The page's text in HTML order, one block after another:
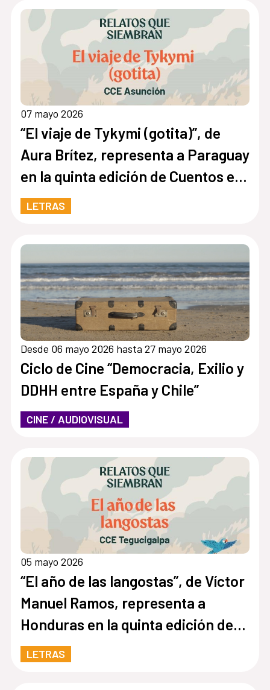
07 mayo 2026
“El viaje de Tykymi (gotita)”, de
Aura Brítez, representa a Paraguay
en la quinta edición de Cuentos en
Red
LETRAS
Desde 06 mayo 2026 hasta 27 mayo 2026
Ciclo de Cine “Democracia, Exilio y
DDHH entre España y Chile”
CINE / AUDIOVISUAL
05 mayo 2026
“El año de las langostas”, de Víctor
Manuel Ramos, representa a
Honduras en la quinta edición de
Cuentos en Red
LETRAS